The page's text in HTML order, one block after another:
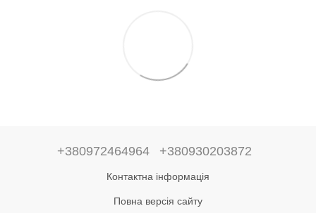
+380972464964 +380930203872
Контактна інформація
Повна версія сайту